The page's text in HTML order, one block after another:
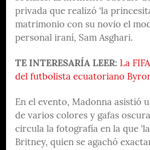
privada que realizó ‘la
matrimonio con su novio el
personal iraní, Sam Asghari.
TE INTERESARÍA LEER: La
del futbolista ecuatoriano
En el evento, Madonna asistió
de varios colores y gafas
circula la fotografía en la que
Britney, quien se agachó